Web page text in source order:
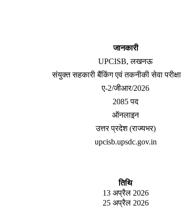
जानकारी
UPCISB, लखनऊ
संयुक्त सहकारी बैंकिंग एवं तकनीकी सेवा
ए-2/जीआर/2026
2085 पद
ऑनलाइन
उत्तर प्रदेश (राज्यभर)
upcisb.upsdc.gov.in
तिथि
13 अप्रैल 2026
25 अप्रैल 2026